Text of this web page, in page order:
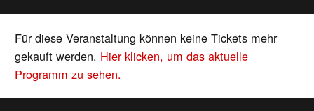
Für diese Veranstaltung können keine Tickets mehr
gekauft werden. Hier klicken, um das aktuelle
Programm zu sehen.